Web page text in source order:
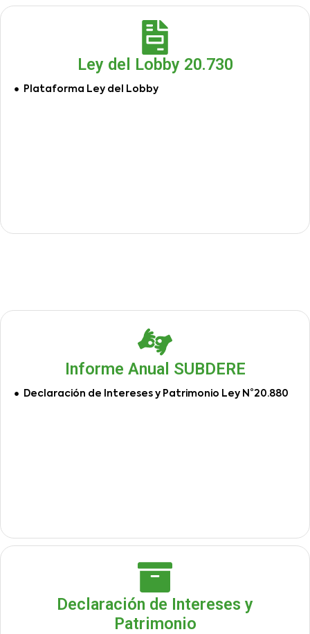
Ley del Lobby 20.730
Plataforma Ley del Lobby
Informe Anual SUBDERE
Declaración de Intereses y Patrimonio Ley N°20.880
Declaración de Intereses y
Patrimonio